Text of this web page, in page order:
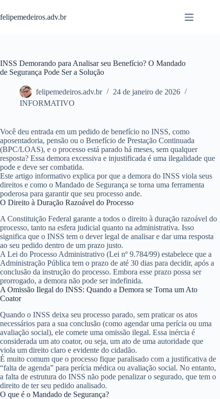
para
o
felipemedeiros.adv.br
INSS Demorando para Analisar seu Benefício? O Mandado
de Segurança Pode Ser a Solução
felipemedeiros.adv.br
24 de janeiro de 2026
INFORMATIVO
Você deu entrada em um pedido de benefício no INSS, como
aposentadoria, pensão ou o Benefício de Prestação Continuada
(BPC/LOAS), e o processo está parado há meses, sem qualquer
resposta? Essa demora excessiva e injustificada é uma ilegalidade que
pode e deve ser combatida.
Este artigo informativo explica por que a demora do INSS viola seus
direitos e como o Mandado de Segurança se torna uma ferramenta
poderosa para garantir que seu processo ande.
O Direito à Duração Razoável do Processo
A Constituição Federal garante a todos o direito à duração razoável do
processo, tanto na esfera judicial quanto na administrativa. Isso
significa que o INSS tem o dever legal de analisar e dar uma resposta
ao seu pedido dentro de um prazo justo.
A Lei do Processo Administrativo (Lei nº 9.784/99) estabelece que a
Administração Pública tem o prazo de até 30 dias para decidir, após a
conclusão da instrução do processo. Embora esse prazo possa ser
prorrogado, a demora não pode ser indefinida.
A Omissão Ilegal do INSS: Quando a Demora se Torna um Ato
Coator
Quando o INSS deixa seu processo parado, sem praticar os atos
necessários para a sua conclusão (como agendar uma perícia ou uma
avaliação social), ele comete uma omissão ilegal. Essa inércia é
considerada um ato coator, ou seja, um ato de uma autoridade que
viola um direito claro e evidente do cidadão.
É muito comum que o processo fique paralisado com a justificativa de
“falta de agenda” para perícia médica ou avaliação social. No entanto,
a falta de estrutura do INSS não pode penalizar o segurado, que tem o
direito de ter seu pedido analisado.
O que é o Mandado de Segurança?